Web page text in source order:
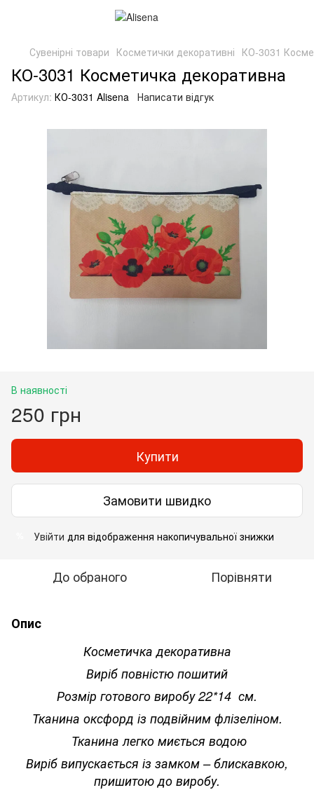
Сувенірні товари Косметички декоративні КО-3031
КО-3031 Косметичка декоративна
Артикул: КО-3031 Alisena Написати відгук
В наявності
250 грн
Купити
Замовити швидко
Увійти для відображення накопичувальної знижки
До обраного Порівняти
Опис
Косметичка декоративна
Виріб повністю пошитий
Розмір готового виробу 22*14 см.
Тканина оксфорд із подвійним флізеліном.
Тканина легко миється водою
Виріб випускається із замком – блискавкою,
пришитою до виробу.